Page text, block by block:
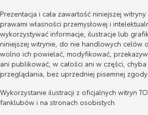
Prezentacja i cała zawartość niniejszej
prawami własności przemysłowej i
wykorzystywać informacje, ilustracje lub
niniejszej witrynie, do nie handlowych celów
wolno ich powielać, modyfikować,
ani publikować, w całości ani w części,
przeglądania, bez uprzedniej pisemnej zgody
Wykorzystanie ilustracji z oficjalnych witryn
fanklubów i na stronach osobistych.